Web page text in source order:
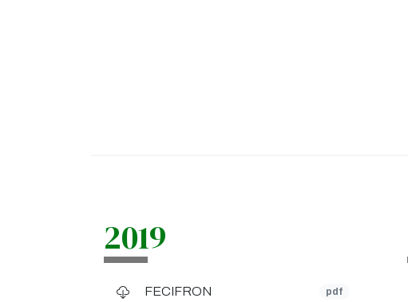
2019
FECIFRON pdf